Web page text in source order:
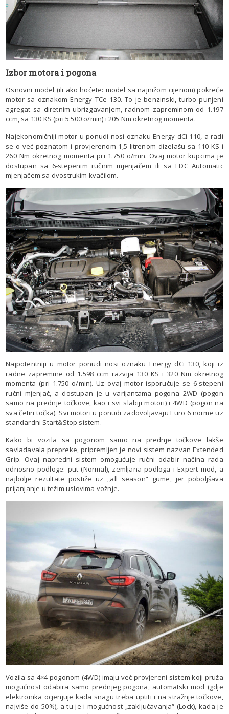
Izbor motora i pogona
Osnovni model (ili ako hoćete: model sa najnižom cijenom) pokreće
motor sa oznakom Energy TCe 130. To je benzinski, turbo punjeni
agregat sa diretnim ubrizgavanjem, radnom zapreminom od 1.197
ccm, sa 130 KS (pri 5.500 o/min) i 205 Nm okretnog momenta.
Najekonomičniji motor u ponudi nosi oznaku Energy dCi 110, a radi
se o već poznatom i provjerenom 1,5 litrenom dizelašu sa 110 KS i
260 Nm okretnog momenta pri 1.750 o/min. Ovaj motor kupcima je
dostupan sa 6-stepenim ručnim mjenjačem ili sa EDC Automatic
mjenjačem sa dvostrukim kvačilom.
Najpotentniji u motor ponudi nosi oznaku Energy dCi 130, koji iz
radne zapremine od 1.598 ccm razvija 130 KS i 320 Nm okretnog
momenta (pri 1.750 o/min). Uz ovaj motor isporučuje se 6-stepeni
ručni mjenjač, a dostupan je u varijantama pogona 2WD (pogon
samo na prednje točkove, kao i svi slabiji motori) i 4WD (pogon na
sva četiri točka). Svi motori u ponudi zadovoljavaju Euro 6 norme uz
standardni Start&Stop sistem.
Kako bi vozila sa pogonom samo na prednje točkove lakše
savladavala prepreke, pripremljen je novi sistem nazvan Extended
Grip. Ovaj napredni sistem omogućuje ručni odabir načina rada
odnosno podloge: put (Normal), zemljana podloga i Expert mod, a
najbolje rezultate postiže uz „all season“ gume, jer poboljšava
prijanjanje u težim uslovima vožnje.
Vozila sa 4×4 pogonom (4WD) imaju već provjereni sistem koji pruža
mogućnost odabira samo prednjeg pogona, automatski mod (gdje
elektronika ocjenjuje kada snagu treba uptiti i na stražnje točkove,
najviše do 50%), a tu je i mogućnost „zaključavanja“ (Lock), kada je